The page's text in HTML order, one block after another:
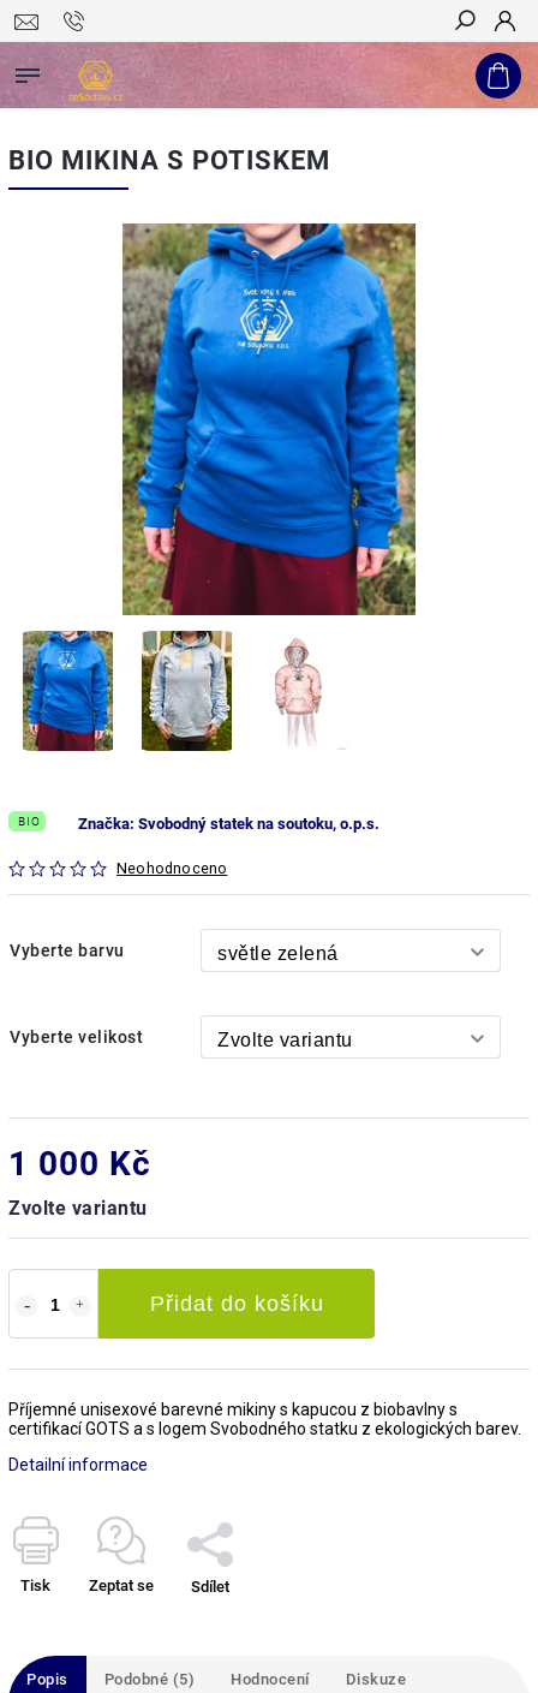
Hledat
BIO MIKINA S POTISKEM
BIO
Neohodnoceno
Značka: Svobodný statek na soutoku, o.p.s.
Vyberte barvu
Vyberte velikost
1 000 Kč
Zvolte variantu
Přidat do košíku
Příjemné unisexové barevné mikiny s kapucou z biobavlny s
certifikací GOTS a s logem Svobodného statku z ekologických barev.
Detailní informace
Tisk Zeptat se Sdílet
Popis Podobné (5) Hodnocení Diskuze